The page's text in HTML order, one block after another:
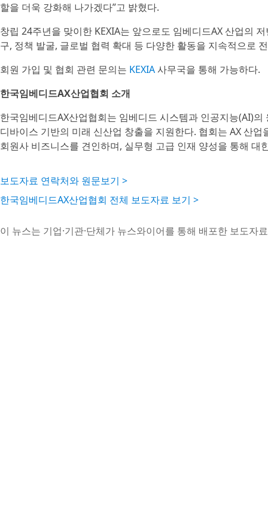
할을 더욱 강화해 나가겠다”고 밝혔다.
창립 24주년을 맞이한 KEXIA는 앞으로도 임베디드AX 산업의
구, 정책 발굴, 글로벌 협력 확대 등 다양한 활동을 지속적으로
회원 가입 및 협회 관련 문의는 KEXIA사무국을 통해 가능하다.
한국임베디드AX산업협회 소개
한국임베디드AX산업협회는 임베디드 시스템과 인공지능(AI)
디바이스 기반의 미래 신산업 창출을 지원한다. 협회는 AX 산
회원사 비즈니스를 견인하며, 실무형 고급 인재 양성을 통해
보도자료 연락처와 원문보기 >
한국임베디드AX산업협회 전체 보도자료 보기 >
이 뉴스는 기업·기관·단체가 뉴스와이어를 통해 배포한 보도자